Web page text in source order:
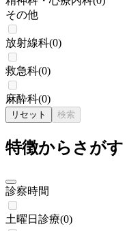
その他
放射線科(0)
救急科(0)
麻酔科(0)
リセット 検索
特徴からさがす
診察時間
土曜日診療(0)